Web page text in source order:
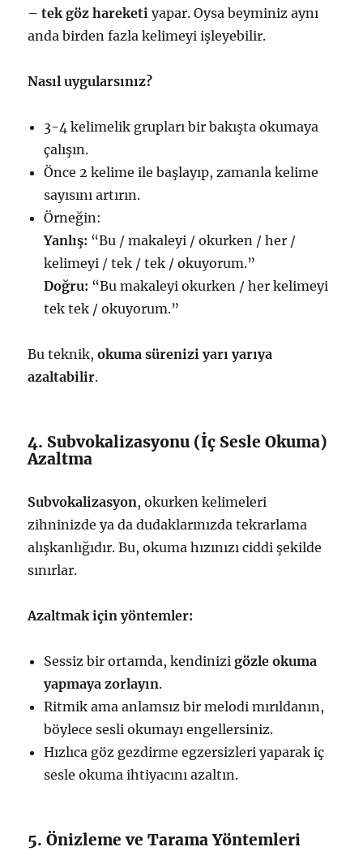
– tek göz hareketi yapar. Oysa beyminiz aynı
anda birden fazla kelimeyi işleyebilir.
Nasıl uygularsınız?
3-4 kelimelik grupları bir bakışta okumaya
çalışın.
Önce 2 kelime ile başlayıp, zamanla kelime
sayısını artırın.
Örneğin:
Yanlış: “Bu / makaleyi / okurken / her /
kelimeyi / tek / tek / okuyorum.”
Doğru: “Bu makaleyi okurken / her kelimeyi
tek tek / okuyorum.”
Bu teknik,okuma sürenizi yarı yarıya
azaltabilir.
4. Subvokalizasyonu (İç Sesle Okuma)
Azaltma
Subvokalizasyon, okurken kelimeleri
zihninizde ya da dudaklarınızda tekrarlama
alışkanlığıdır. Bu, okuma hızınızı ciddi şekilde
sınırlar.
Azaltmak için yöntemler:
Sessiz bir ortamda, kendinizigözle okuma
yapmaya zorlayın.
Ritmik ama anlamsız bir melodi mırıldanın,
böylece sesli okumayı engellersiniz.
Hızlıca göz gezdirme egzersizleri yaparak iç
sesle okuma ihtiyacını azaltın.
5. Önizleme ve Tarama Yöntemleri